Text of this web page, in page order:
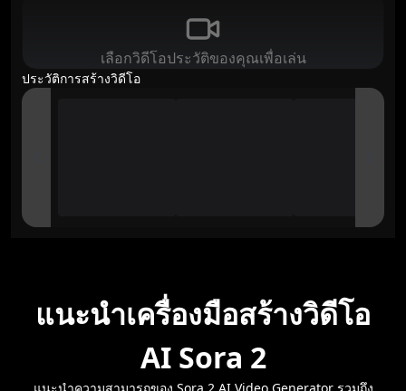
เลือกวิดีโอประวัติของคุณเพื่อเล่น
ประวัติการสร้างวิดีโอ
แนะนำเครื่องมือสร้างวิดีโอ
AI Sora 2